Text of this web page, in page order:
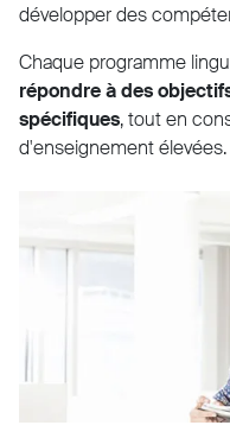
développer des
Chaque programme
répondre à des
spécifiques, tout en
d'enseignement élevées.